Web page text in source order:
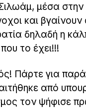
μέσα
και
δηλαδή η
το έχει!!!
Πάρτε για
από
τον ψήφισε